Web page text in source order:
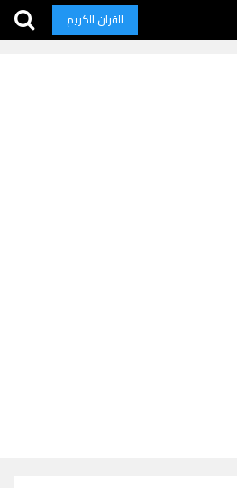
القران الكريم